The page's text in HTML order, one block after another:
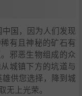
国，因为人们发现
有且神秘的矿石有
邪恶生物组成的众
城镇下方的坑道与
供您选择，降到城
上光荣。